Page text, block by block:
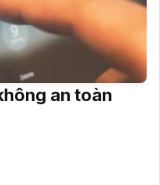
an toàn